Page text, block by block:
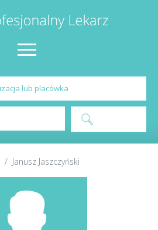
Janusz Jaszczyński